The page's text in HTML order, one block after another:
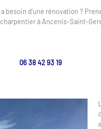
besoin d’une rénovation ?
à Ancenis-Saint-
06 38 42 93 19